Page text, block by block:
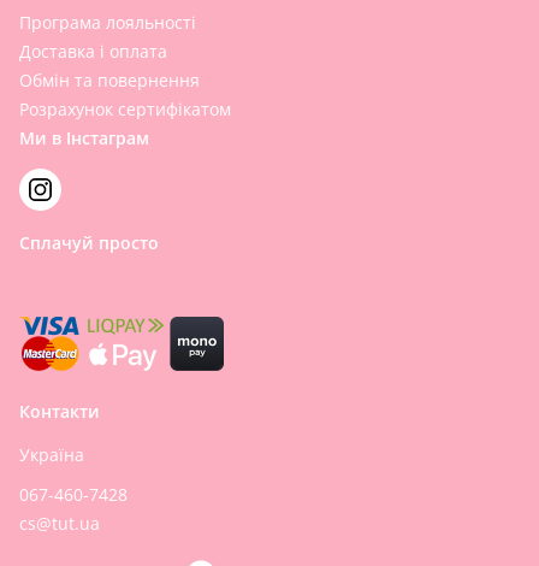
Програма лояльності
Доставка і оплата
Обмін та повернення
Розрахунок сертифікатом
Ми в Інстаграм
Сплачуй просто
Контакти
Україна
067-460-7428
cs@tut.ua